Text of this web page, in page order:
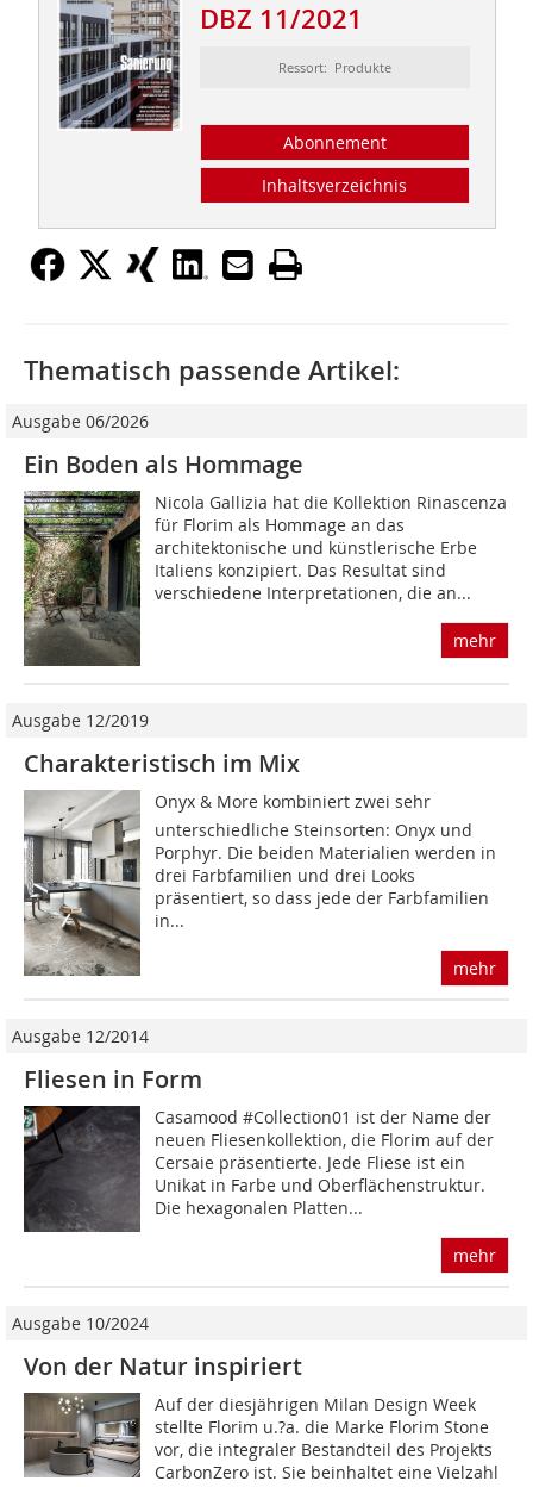
DBZ 11/2021
Ressort: Produkte
Abonnement
Inhaltsverzeichnis
Thematisch passende Artikel:
Ausgabe 06/2026
Ein Boden als Hommage
Nicola Gallizia hat die Kollektion Rinascenza
für Florim als Hommage an das
architektonische und künstlerische Erbe
Italiens konzipiert. Das Resultat sind
verschiedene Interpretationen, die an...
mehr
Ausgabe 12/2019
Charakteristisch im Mix
Onyx & More kombiniert zwei sehr
unterschiedliche Steinsorten: Onyx und
Porphyr. Die beiden Materialien werden in
drei Farbfamilien und drei Looks
präsentiert, so dass jede der Farbfamilien
in...
mehr
Ausgabe 12/2014
Fliesen in Form
Casamood #Collection01 ist der Name der
neuen Fliesenkollektion, die Florim auf der
Cersaie präsentierte. Jede Fliese ist ein
Unikat in Farbe und Oberflächenstruktur.
Die hexagonalen Platten...
mehr
Ausgabe 10/2024
Von der Natur inspiriert
Auf der diesjährigen Milan Design Week
stellte Florim u.?a. die Marke Florim Stone
vor, die integraler Bestandteil des Projekts
CarbonZero ist. Sie beinhaltet eine Vielzahl